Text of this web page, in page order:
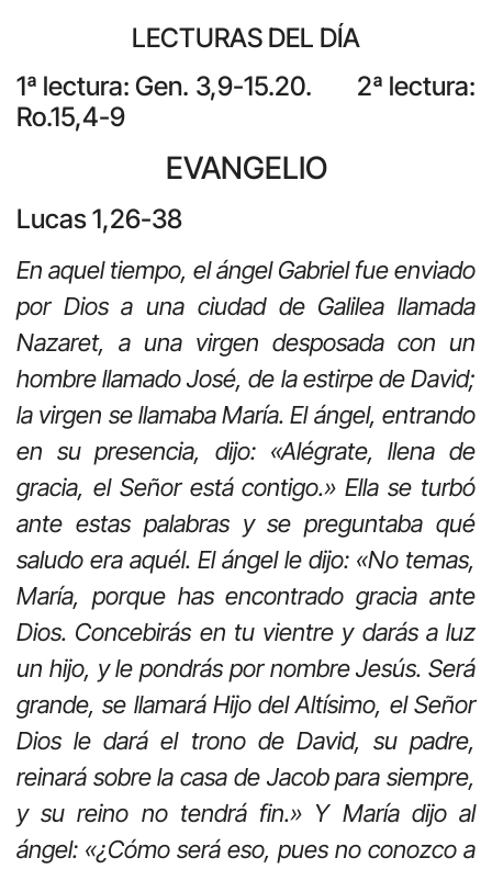
LECTURAS DEL DÍA
1ª lectura: Gen. 3,9-15.20. 2ª lectura:
Ro.15,4-9
EVANGELIO
Lucas 1,26-38
En aquel tiempo, el ángel Gabriel fue enviado
por Dios a una ciudad de Galilea llamada
Nazaret, a una virgen desposada con un
hombre llamado José, de la estirpe de David;
la virgen se llamaba María. El ángel, entrando
en su presencia, dijo: «Alégrate, llena de
gracia, el Señor está contigo.» Ella se turbó
ante estas palabras y se preguntaba qué
saludo era aquél. El ángel le dijo: «No temas,
María, porque has encontrado gracia ante
Dios. Concebirás en tu vientre y darás a luz
un hijo, y le pondrás por nombre Jesús. Será
grande, se llamará Hijo del Altísimo, el Señor
Dios le dará el trono de David, su padre,
reinará sobre la casa de Jacob para siempre,
y su reino no tendrá fin.» Y María dijo al
ángel: «¿Cómo será eso, pues no conozco a